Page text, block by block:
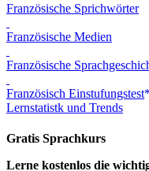
Französische Sprichwörter
Französische Medien
Französische
Französisch Einstufungstest
Lernstatistk und Trends
Gratis Sprachkurs
Lerne kostenlos die